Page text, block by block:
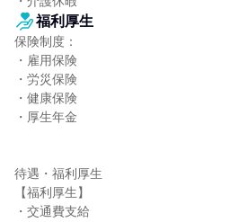
福利厚生
保険制度：
・雇用保険
・労災保険
・健康保険
・厚生年金
待遇・福利厚生
【福利厚生】
・交通費支給